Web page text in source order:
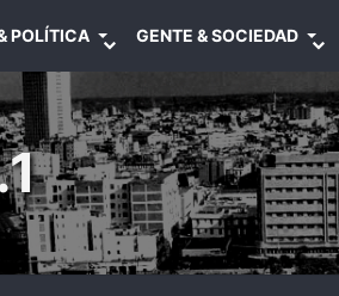
POLÍTICA GENTE & SOCIEDAD